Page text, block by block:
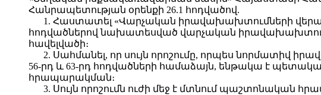
Հանրապետության օրենքի 26.1 հոդվածով.
1. Հաստատել «Վարչական իրավախախտումների
հոդվածներով նախատեսված վարչական
հավելվածի։
2. Սահմանել, որ սույն որոշումը, որպես նորմատիվ
56-րդ և 63-րդ հոդվածների համաձայն, ենթակա է
հրապարակման։
3. Սույն որոշումն ուժի մեջ է մտնում պաշտոնական